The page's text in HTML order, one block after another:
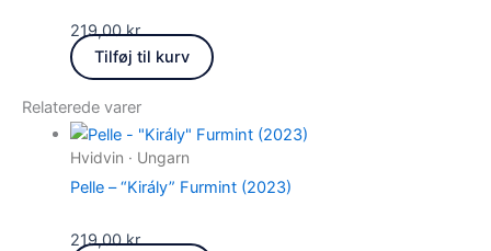
219,00kr.
Tilføj til kurv
Relaterede varer
Hvidvin · Ungarn
Pelle – “Király” Furmint (2023)
219,00kr.